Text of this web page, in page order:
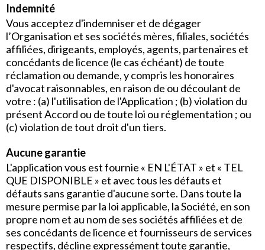
Indemnité
Vous acceptez d'indemniser et de dégager
l’Organisation et ses sociétés mères, filiales, sociétés
affiliées, dirigeants, employés, agents, partenaires et
concédants de licence (le cas échéant) de toute
réclamation ou demande, y compris les honoraires
d'avocat raisonnables, en raison de ou découlant de
votre : (a) l'utilisation de l'Application ; (b) violation du
présent Accord ou de toute loi ou réglementation ; ou
(c) violation de tout droit d'un tiers.
Aucune garantie
L'application vous est fournie « EN L'ÉTAT » et « TEL
QUE DISPONIBLE » et avec tous les défauts et
défauts sans garantie d'aucune sorte. Dans toute la
mesure permise par la loi applicable, la Société, en son
propre nom et au nom de ses sociétés affiliées et de
ses concédants de licence et fournisseurs de services
respectifs, décline expressément toute garantie,